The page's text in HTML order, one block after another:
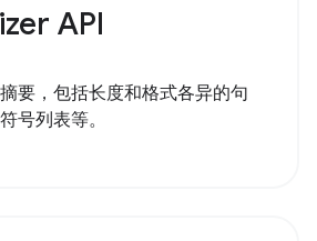
API
要，包括长度和格式各异的句
号列表等。